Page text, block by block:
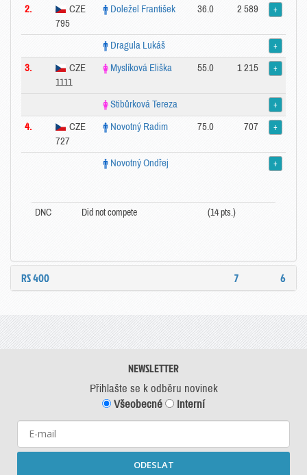
2.
CZE
795
Doležel František 36.0 2 589 +
Dragula Lukáš +
3.
CZE
1111
Myslíková Eliška 55.0 1 215 +
Stibůrková Tereza +
4.
CZE
727
Novotný Radim 75.0 707 +
Novotný Ondřej +
DNC Did not compete (14 pts.)
RS 400 7 6
NEWSLETTER
Přihlašte se k odběru novinek
Všeobecné
Interní
ODESLAT